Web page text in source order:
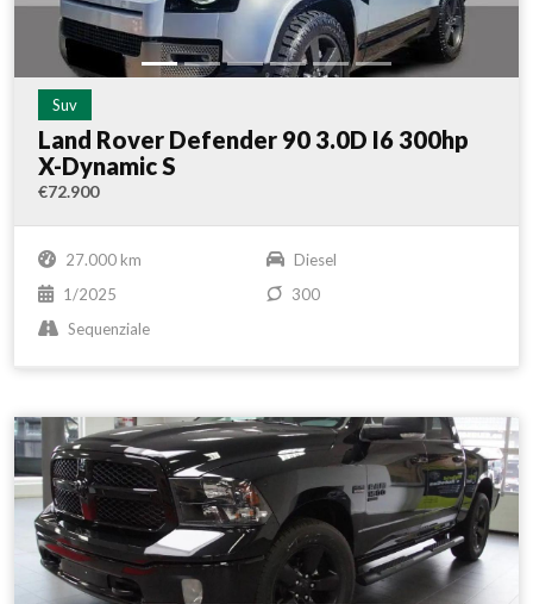
Suv
Land Rover Defender 90 3.0D I6 300hp
X-Dynamic S
€72.900
27.000 km
Diesel
1/2025
300
Sequenziale